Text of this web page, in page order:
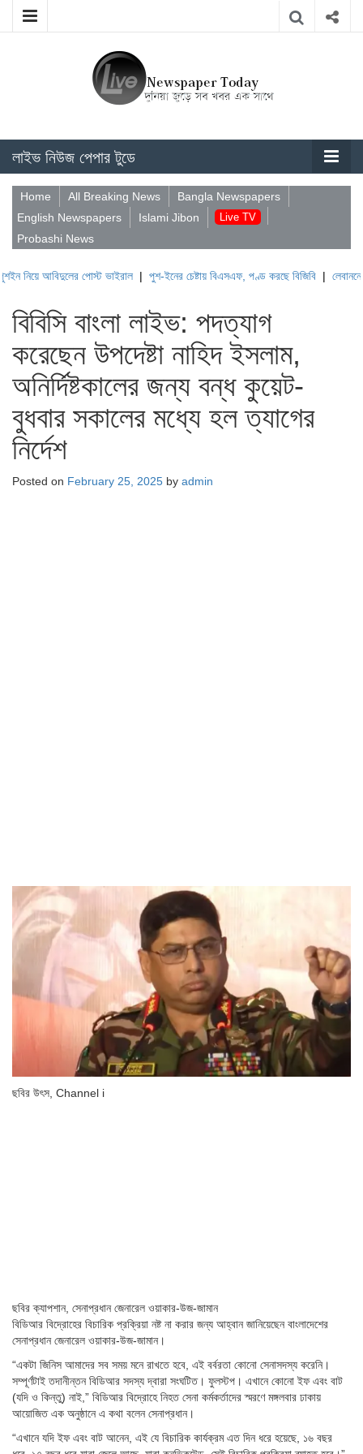
লাইভ নিউজ পেপার টুডে
Home All Breaking News
Bangla Newspapers
English Newspapers
Islami Jibon Live TV
Probashi News
পোস্ট ভাইরাল| পুশ-ইনের চেষ্টায় বিএসএফ, পণ্ড করছে বিজিবি|লেবাননের
বিবিসি বাংলা লাইভ: পদত্যাগ
করেছেন উপদেষ্টা নাহিদ ইসলাম,
অনির্দিষ্টকালের জন্য বন্ধ কুয়েট-
বুধবার সকালের মধ্যে হল ত্যাগের
নির্দেশ
Posted on February 25, 2025 by admin
ছবির উৎস, Channel i
ছবির ক্যাপশান, সেনাপ্রধান জেনারেল ওয়াকার-উজ-জামান
বিডিআর বিদ্রোহের বিচারিক প্রক্রিয়া নষ্ট না করার জন্য আহ্বান জানিয়েছেন বাংলাদেশের
সেনাপ্রধান জেনারেল ওয়াকার-উজ-জামান।
“একটা জিনিস আমাদের সব সময় মনে রাখতে হবে, এই বর্বরতা কোনো সেনাসদস্য করেনি।
সম্পূর্ণটাই তদানীন্তন বিডিআর সদস্য দ্বারা সংঘটিত। ফুলস্টপ। এখানে কোনো ইফ এবং বাট
(যদি ও কিন্তু) নাই,” বিডিআর বিদ্রোহে নিহত সেনা কর্মকর্তাদের স্মরণে মঙ্গলবার ঢাকায়
আয়োজিত এক অনুষ্ঠানে এ কথা বলেন সেনাপ্রধান।
“এখানে যদি ইফ এবং বাট আনেন, এই যে বিচারিক কার্যক্রম এত দিন ধরে হয়েছে, ১৬ বছর